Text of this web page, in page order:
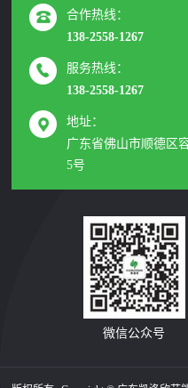
合作热线：
138-2558-1267
服务热线：
138-2558-1267
地址：
广东省佛山市顺德区
5号
微信公众号